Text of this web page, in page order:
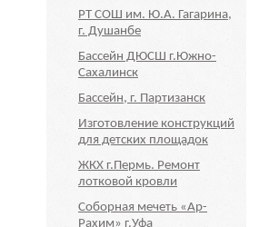
РТ СОШ им. Ю.А. Гагарина,
г. Душанбе
Бассейн ДЮСШ г.Южно-
Сахалинск
Бассейн, г. Партизанск
Изготовление конструкций
для детских площадок
ЖКХ г.Пермь. Ремонт
лотковой кровли
Соборная мечеть «Ар-
Рахим» г.Уфа